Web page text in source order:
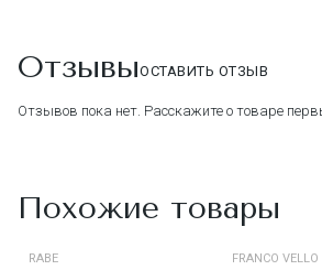
ОтзывыОСТАВИТЬ ОТЗЫВ
Отзывов пока нет. Расскажите о товаре
Похожие товары
RABE FRANCO VELLO